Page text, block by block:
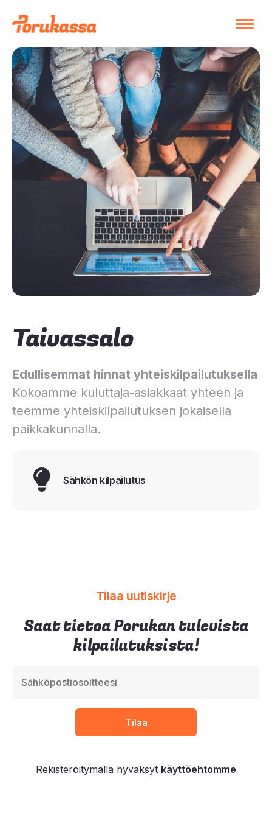
Taivassalo
Edullisemmat hinnat yhteiskilpailutuksella
Kokoamme kuluttaja-asiakkaat yhteen ja
teemme yhteiskilpailutuksen jokaisella
paikkakunnalla.
Sähkön kilpailutus
Tilaa uutiskirje
Saat tietoa Porukan tulevista
kilpailutuksista!
Rekisteröitymällä hyväksyt käyttöehtomme